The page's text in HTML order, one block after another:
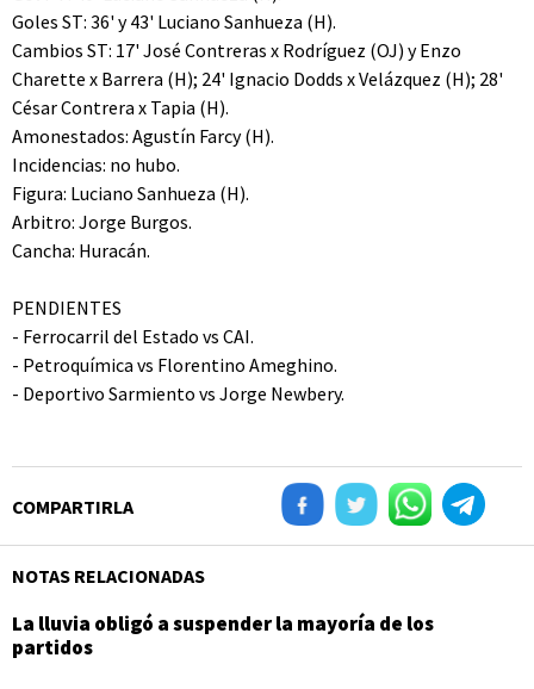
Goles ST: 36' y 43' Luciano Sanhueza (H).
Cambios ST: 17' José Contreras x Rodríguez (OJ) y Enzo
Charette x Barrera (H); 24' Ignacio Dodds x Velázquez (H); 28'
César Contrera x Tapia (H).
Amonestados: Agustín Farcy (H).
Incidencias: no hubo.
Figura: Luciano Sanhueza (H).
Arbitro: Jorge Burgos.
Cancha: Huracán.
PENDIENTES
- Ferrocarril del Estado vs CAI.
- Petroquímica vs Florentino Ameghino.
- Deportivo Sarmiento vs Jorge Newbery.
COMPARTIRLA
NOTAS RELACIONADAS
La lluvia obligó a suspender la mayoría de los
partidos